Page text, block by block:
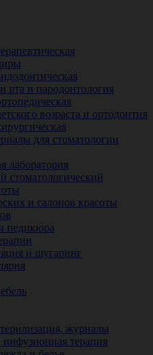
рта и пародонтология
возраста и ортодонтия
для стоматологии
лаборатория
стоматологический
и салонов красоты
педикюра
и шугаринг
журналы
терапия